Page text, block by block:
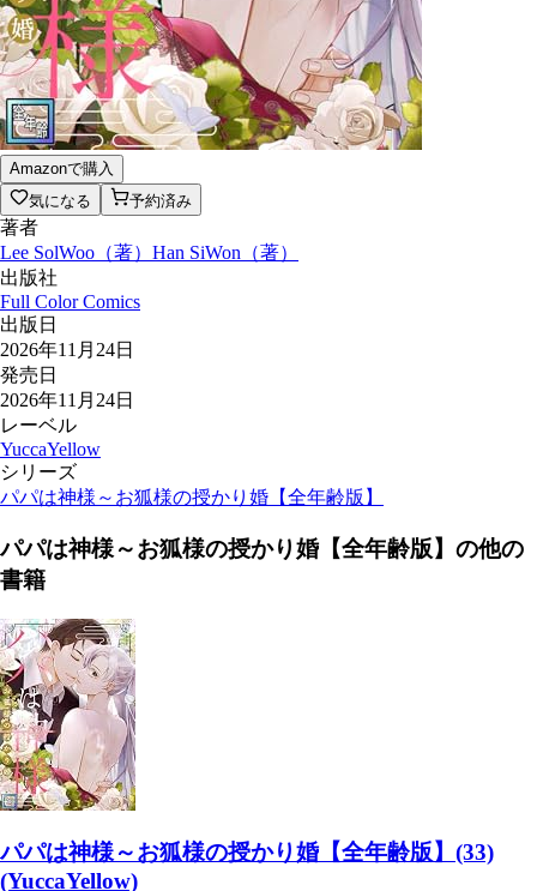
Amazonで購入
気になる
予約済み
著者
Lee SolWoo （著） Han SiWon （著）
出版社
Full Color Comics
出版日
2026年11月24日
発売日
2026年11月24日
レーベル
YuccaYellow
シリーズ
パパは神様～お狐様の授かり婚【全年齢版】
パパは神様～お狐様の授かり婚【全年齢版】 の他の
書籍
パパは神様～お狐様の授かり婚【全年齢版】(33)
(YuccaYellow)